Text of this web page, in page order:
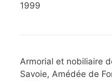
1999
Armorial et nobiliaire
Savoie, Amédée de